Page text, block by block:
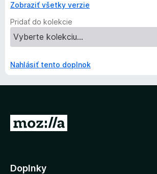
Zobraziť všetky verzie
Pridať do kolekcie
Nahlásiť tento doplnok
P
j
Doplnky